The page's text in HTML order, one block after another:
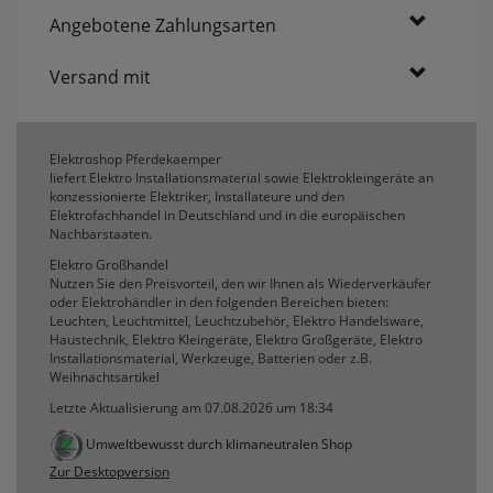
erneutem Aufruf die entsprechende Auswahl
ausgeben zu können.
Google Maps
Konfiguration speichern
Alle Cookies akzeptieren
Angebotene Zahlungsarten
Versand mit
Elektroshop Pferdekaemper
liefert Elektro Installationsmaterial sowie Elektrokleingeräte an
konzessionierte Elektriker, Installateure und den
Elektrofachhandel in Deutschland und in die europäischen
Nachbarstaaten.
Elektro Großhandel
Nutzen Sie den Preisvorteil, den wir Ihnen als Wiederverkäufer
oder Elektrohändler in den folgenden Bereichen bieten:
Leuchten, Leuchtmittel, Leuchtzubehör, Elektro Handelsware,
Haustechnik, Elektro Kleingeräte, Elektro Großgeräte, Elektro
Installationsmaterial, Werkzeuge, Batterien oder z.B.
Weihnachtsartikel
Letzte Aktualisierung am 07.08.2026 um 18:34
Umweltbewusst durch klimaneutralen Shop
Zur Desktopversion